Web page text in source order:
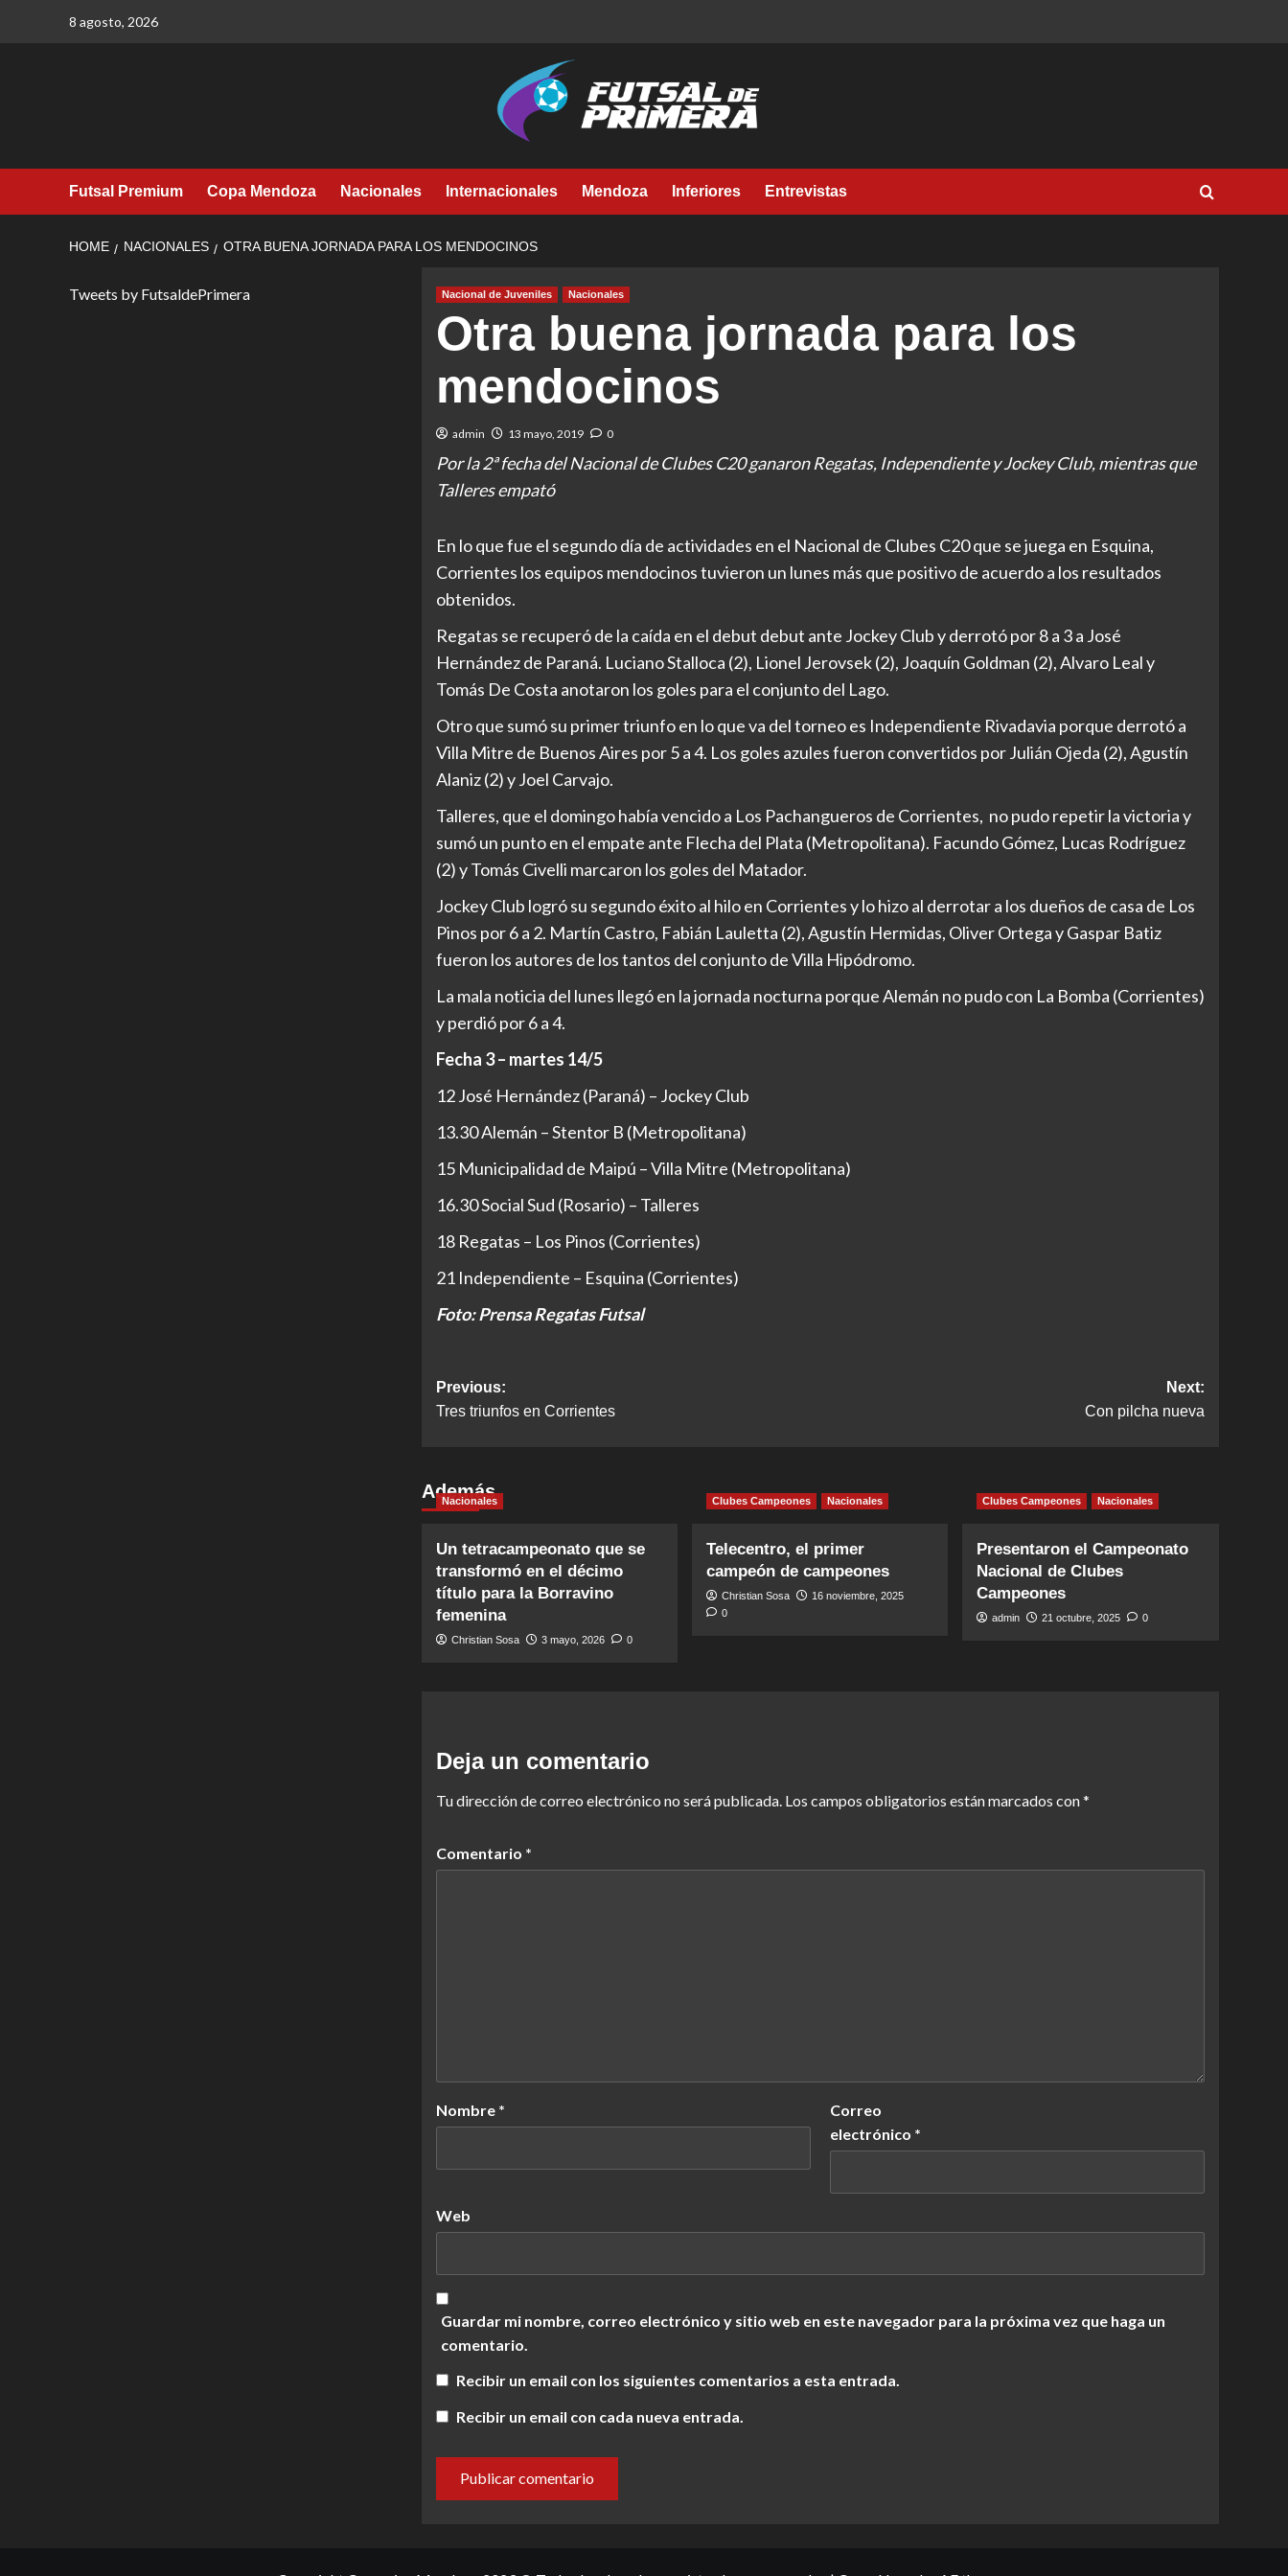
8 agosto, 2026
Futsal Premium Copa Mendoza Nacionales Internacionales Mendoza Inferiores Entrevistas
HOME NACIONALES OTRA BUENA JORNADA PARA LOS MENDOCINOS
Nacional de Juveniles Nacionales
Otra buena jornada para los
mendocinos
admin 13 mayo, 2019 0
Por la 2ª fecha del Nacional de Clubes C20 ganaron Regatas, Independiente y Jockey Club, mientras que
Talleres empató
En lo que fue el segundo día de actividades en el Nacional de Clubes C20 que se juega en Esquina,
Corrientes los equipos mendocinos tuvieron un lunes más que positivo de acuerdo a los resultados
obtenidos.
Regatas se recuperó de la caída en el debut debut ante Jockey Club y derrotó por 8 a 3 a José
Hernández de Paraná. Luciano Stalloca (2), Lionel Jerovsek (2), Joaquín Goldman (2), Alvaro Leal y
Tomás De Costa anotaron los goles para el conjunto del Lago.
Otro que sumó su primer triunfo en lo que va del torneo es Independiente Rivadavia porque derrotó a
Villa Mitre de Buenos Aires por 5 a 4. Los goles azules fueron convertidos por Julián Ojeda (2), Agustín
Alaniz (2) y Joel Carvajo.
Talleres, que el domingo había vencido a Los Pachangueros de Corrientes, no pudo repetir la victoria y
sumó un punto en el empate ante Flecha del Plata (Metropolitana). Facundo Gómez, Lucas Rodríguez
(2) y Tomás Civelli marcaron los goles del Matador.
Jockey Club logró su segundo éxito al hilo en Corrientes y lo hizo al derrotar a los dueños de casa de Los
Pinos por 6 a 2. Martín Castro, Fabián Lauletta (2), Agustín Hermidas, Oliver Ortega y Gaspar Batiz
fueron los autores de los tantos del conjunto de Villa Hipódromo.
La mala noticia del lunes llegó en la jornada nocturna porque Alemán no pudo con La Bomba (Corrientes)
y perdió por 6 a 4.
Fecha 3 – martes 14/5
12 José Hernández (Paraná) – Jockey Club
13.30 Alemán – Stentor B (Metropolitana)
15 Municipalidad de Maipú – Villa Mitre (Metropolitana)
16.30 Social Sud (Rosario) – Talleres
18 Regatas – Los Pinos (Corrientes)
21 Independiente – Esquina (Corrientes)
Foto: Prensa Regatas Futsal
Post
navigation
Previous:
Tres triunfos en Corrientes
Next:
Con pilcha nueva
Además
Nacionales
Un tetracampeonato que se
transformó en el décimo
título para la Borravino
femenina
Christian Sosa 3 mayo, 2026 0
Clubes Campeones Nacionales
Telecentro, el primer
campeón de campeones
Christian Sosa
16 noviembre, 2025
0
Clubes Campeones Nacionales
Presentaron el Campeonato
Nacional de Clubes
Campeones
admin 21 octubre, 2025 0
Deja un comentario
Tu dirección de correo electrónico no será publicada. Los campos obligatorios están marcados con*
Comentario *
Nombre *
Correo
electrónico *
Web
Guardar mi nombre, correo electrónico y sitio web en este navegador para la próxima vez que haga un
comentario.
Recibir un email con los siguientes comentarios a esta entrada.
Recibir un email con cada nueva entrada.
Tweets by FutsaldePrimera